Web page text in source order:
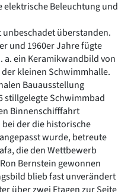
Beleuchtung und
unbeschadet überstanden.
und 1960er Jahre fügte
a. ein Keramikwandbild von
kleinen Schwimmhalle.
Bauausstellung
stillgelegte Schwimmbad
Binnenschifffahrt
der die historische
wurde, betreute
die den Wettbewerb
Bernstein gewonnen
blieb fast unverändert